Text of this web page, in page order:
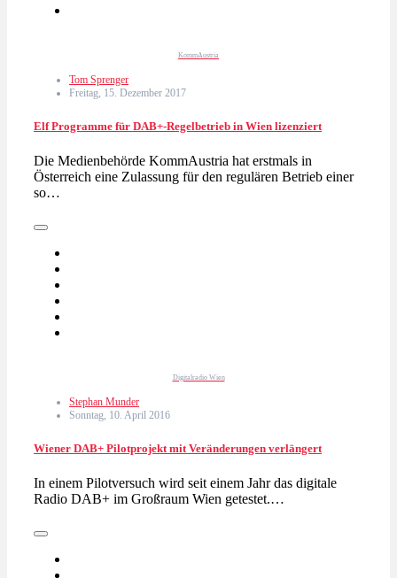
KommAustria
Tom Sprenger
Freitag, 15. Dezember 2017
Elf Programme für DAB+-Regelbetrieb in Wien lizenziert
Die Medienbehörde KommAustria hat erstmals in
Österreich eine Zulassung für den regulären Betrieb einer
so…
Digitalradio Wien
Stephan Munder
Sonntag, 10. April 2016
Wiener DAB+ Pilotprojekt mit Veränderungen verlängert
In einem Pilotversuch wird seit einem Jahr das digitale
Radio DAB+ im Großraum Wien getestet.…